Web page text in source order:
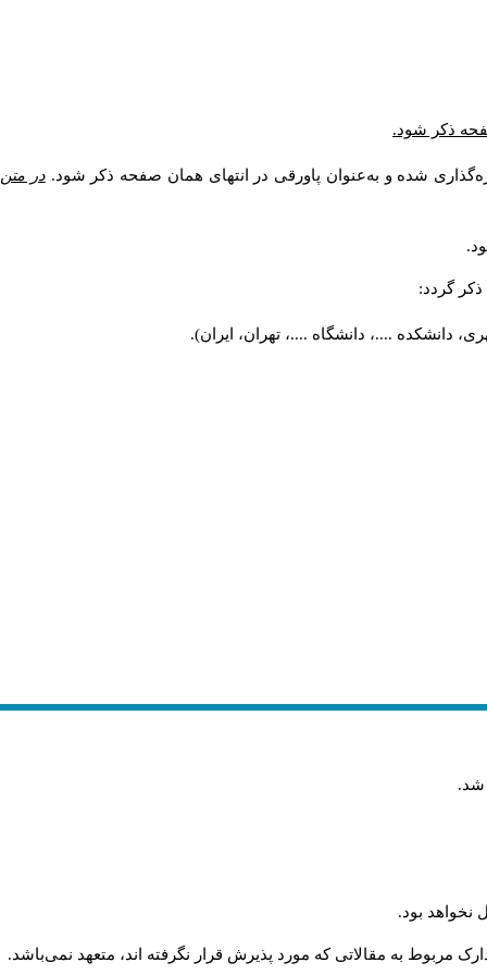
ذکر شود.
شده و به‌عنوان پاورقی در انتهای همان صفحه ذکر شود. در متن
گردد:
دانشکده ....، دانشگاه ....، تهران، ایران).
شد.
نخواهد بود.
مربوط به مقالاتی که مورد پذیرش قرار نگرفته اند، متعهد نمی‌باشد.